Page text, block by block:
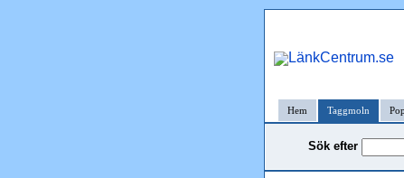
Hem Taggmoln
Sök efter